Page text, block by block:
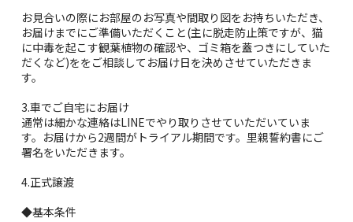
お見合いの際にお部屋のお写真や間取り図をお持ちいただき、
お届けまでにご準備いただくこと(主に脱走防止策ですが、猫
に中毒を起こす観葉植物の確認や、ゴミ箱を蓋つきにしていた
だくなど)ををご相談してお届け日を決めさせていただきま
す。
3.車でご自宅にお届け
通常は細かな連絡はLINEでやり取りさせていただいていま
す。お届けから2週間がトライアル期間です。里親誓約書にご
署名をいただきます。
4.正式譲渡
◆基本条件